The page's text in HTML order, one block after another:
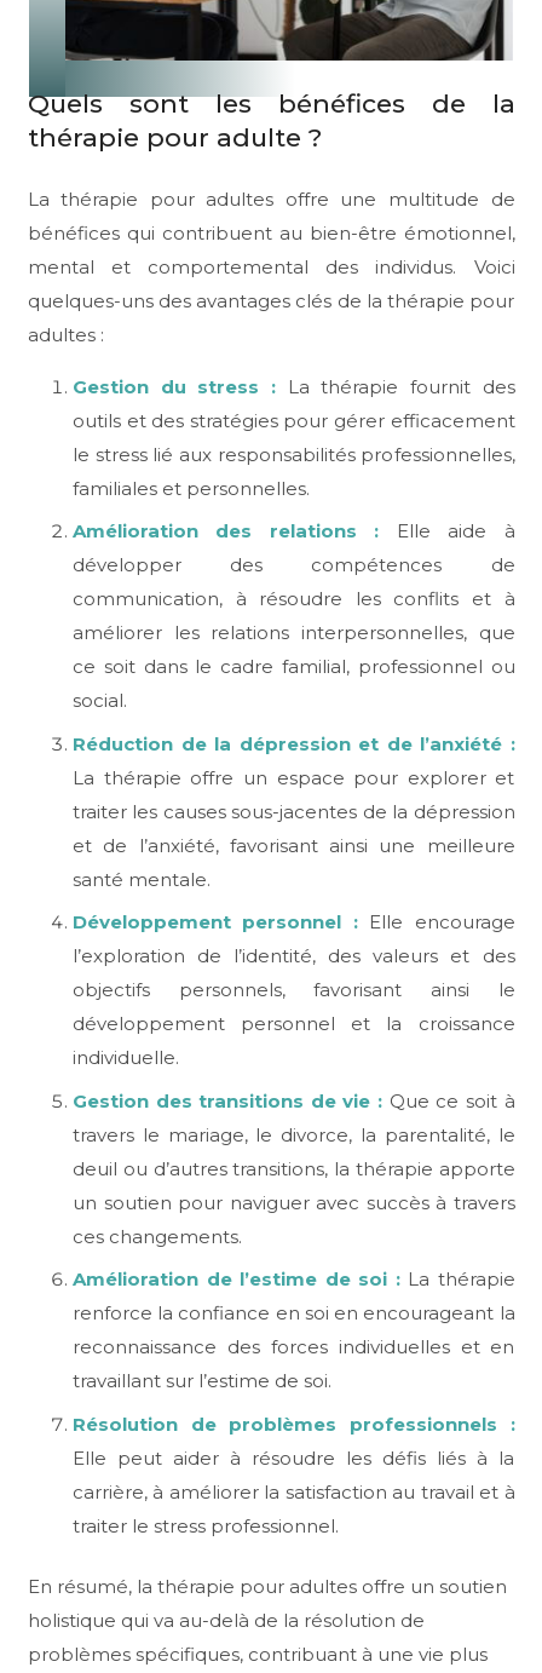
Quels sont les bénéfices de la
thérapie pour adulte ?
La thérapie pour adultes offre une multitude de
bénéfices qui contribuent au bien-être émotionnel,
mental et comportemental des individus. Voici
quelques-uns des avantages clés de la thérapie pour
adultes :
Gestion du stress :La thérapie fournit des
outils et des stratégies pour gérer efficacement
le stress lié aux responsabilités professionnelles,
familiales et personnelles.
Amélioration des relations : Elle aide à
développer des compétences de
communication, à résoudre les conflits et à
améliorer les relations interpersonnelles, que
ce soit dans le cadre familial, professionnel ou
social.
Réduction de la dépression et de l’anxiété :
La thérapie offre un espace pour explorer et
traiter les causes sous-jacentes de la dépression
et de l’anxiété, favorisant ainsi une meilleure
santé mentale.
Développement personnel : Elle encourage
l’exploration de l’identité, des valeurs et des
objectifs personnels, favorisant ainsi le
développement personnel et la croissance
individuelle.
Gestion des transitions de vie : Que ce soit à
travers le mariage, le divorce, la parentalité, le
deuil ou d’autres transitions, la thérapie apporte
un soutien pour naviguer avec succès à travers
ces changements.
Amélioration de l’estime de soi :La thérapie
renforce la confiance en soi en encourageant la
reconnaissance des forces individuelles et en
travaillant sur l’estime de soi.
Résolution de problèmes professionnels :
Elle peut aider à résoudre les défis liés à la
carrière, à améliorer la satisfaction au travail et à
traiter le stress professionnel.
En résumé, la thérapie pour adultes offre un soutien
holistique qui va au-delà de la résolution de
problèmes spécifiques, contribuant à une vie plus